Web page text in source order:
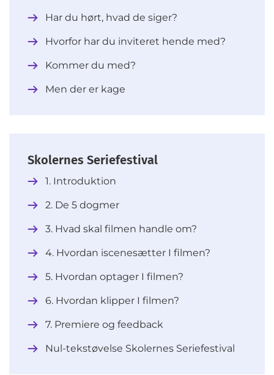
Har du hørt, hvad de siger?
Hvorfor har du inviteret hende med?
Kommer du med?
Men der er kage
Skolernes Seriefestival
1. Introduktion
2. De 5 dogmer
3. Hvad skal filmen handle om?
4. Hvordan iscenesætter I filmen?
5. Hvordan optager I filmen?
6. Hvordan klipper I filmen?
7. Premiere og feedback
Nul-tekstøvelse Skolernes Seriefestival